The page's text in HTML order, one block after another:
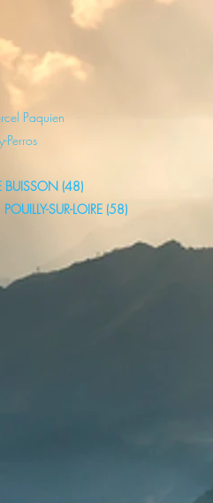
Paquien
BUISSON (48)
POUILLY-SUR-LOIRE (58)